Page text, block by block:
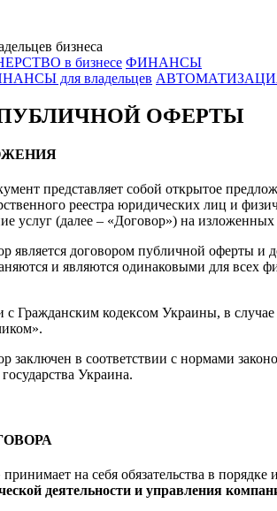
бизнеса
в бизнесе ФИНАНСЫ
для владельцев АВТОМАТИЗАЦИЯ
ОФЕРТЫ
представляет собой открытое
реестра юридических лиц и
услуг (далее – «Договор») на
является договором публичной оферты и
и являются одинаковыми для всех
с Гражданским кодексом Украины, в
заключен в соответствии с нормами
Украина.
на себя обязательства в
деятельности и управления